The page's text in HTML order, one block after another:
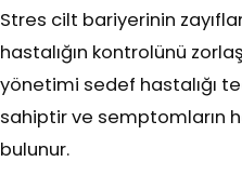
Stres cilt bariyerinin
hastalığın kontrolünü
yönetimi sedef hastalığı
sahiptir ve semptomların
bulunur.